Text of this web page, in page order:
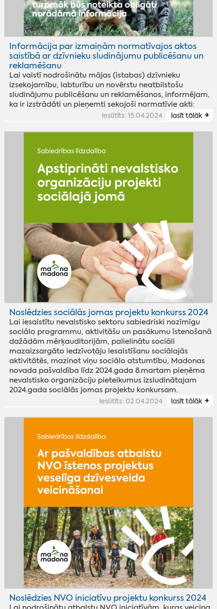
Informācija par izmaiņām normatīvajos aktos
saistībā ar dzīvnieku sludinājumu publicēšanu un
reklamēšanu
Lai valstī nodrošinātu mājas (istabas) dzīvnieku
izsekojamību, labturību un novērstu neatbilstošu
sludinājumu publicēšanu un reklamēšanos, informējam,
ka ir izstrādāti un pieņemti sekojoši normatīvie akti:
iesūtīts: 15.04.2024 lasīt tālāk
Noslēdzies sociālās jomas projektu konkurss 2024
Lai iesaistītu nevalstisko sektoru sabiedriski nozīmīgu
sociālo programmu, aktivitāšu un pasākumu īstenošanā
dažādām mērķauditorijām, palielinātu sociāli
mazaizsargāto iedzīvotāju iesaistīšanu sociālajās
aktivitātēs, mazinot viņu sociālo atstumtību, Madonas
novada pašvaldība līdz 2024.gada 8.martam pieņēma
nevalstisko organizāciju pieteikumus izsludinātajam
2024.gada sociālās jomas projektu konkursam.
iesūtīts: 02.04.2024 lasīt tālāk
Noslēdzies NVO iniciatīvu projektu konkurss 2024